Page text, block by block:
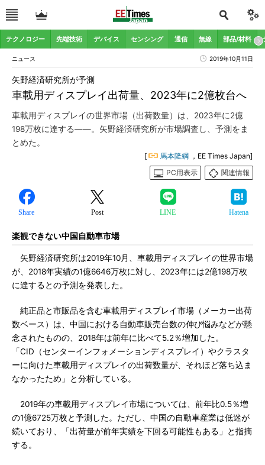
テクノロジー 先端技術 デバイス センシング 通信 無線 部品/材料
ニュース 2019年10月11日
車載用ディスプレイ出荷量、2023年に2億枚台へ
矢野経済研究所が予測
車載用ディスプレイの世界市場（出荷数量）は、2023年に2億
198万枚に達する――。矢野経済研究所が市場調査し、予測をま
とめた。
[ 馬本隆綱 ，EE Times Japan]
PC用表示
関連情報
Share Post LINE Hatena
楽観できない中国自動車市場
矢野経済研究所は2019年10月、車載用ディスプレイの世界市場
が、2018年実績の1億6646万枚に対し、2023年には2億198万枚
に達するとの予測を発表した。
純正品と市販品を含む車載用ディスプレイ市場（メーカー出荷
数ベース）は、中国における自動車販売台数の伸び悩みなどが懸
念されたものの、2018年は前年に比べて5.2％増加した。
「CID（センターインフォメーションディスプレイ）やクラスタ
ーに向けた車載用ディスプレイの出荷数量が、それほど落ち込ま
なかったため」と分析している。
2019年の車載用ディスプレイ市場については、前年比0.5％増
の1億6725万枚と予測した。ただし、中国の自動車産業は低迷が
続いており、「出荷量が前年実績を下回る可能性もある」と指摘
する。